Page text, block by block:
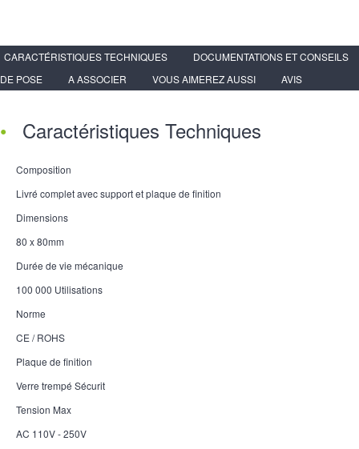
CARACTÉRISTIQUES TECHNIQUES
DOCUMENTATIONS ET CONSEILS
DE POSE
A ASSOCIER VOUS AIMEREZ AUSSI AVIS
Caractéristiques Techniques
Composition
Livré complet avec support et plaque de finition
Dimensions
80 x 80mm
Durée de vie mécanique
100 000 Utilisations
Norme
CE / ROHS
Plaque de finition
Verre trempé Sécurit
Tension Max
AC 110V - 250V